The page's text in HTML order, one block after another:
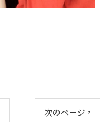
次のページ >